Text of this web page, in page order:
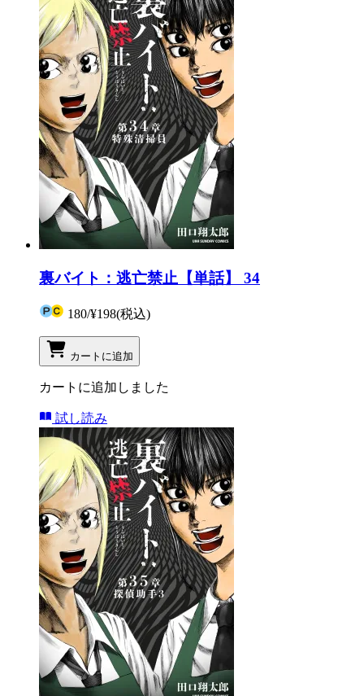
裏バイト：逃亡禁止【単話】 34
180/¥198(税込)
カートに追加
カートに追加しました
試し読み